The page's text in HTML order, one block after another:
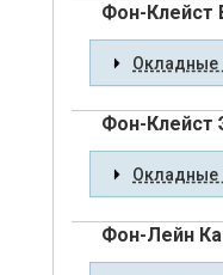
Фон-Клейст
Окладные
Фон-Клейст
Окладные
Фон-Лейн